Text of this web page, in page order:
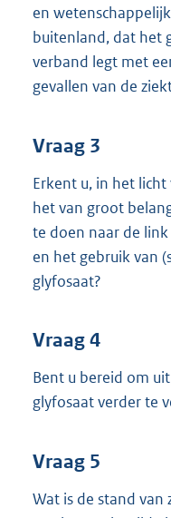
en
buitenland, dat het
verband legt met
gevallen van de
Vraag 3
Erkent u, in het
het van groot
te doen naar de
en het gebruik van
glyfosaat?
Vraag 4
Bent u bereid om
glyfosaat verder te
Vraag 5
Wat is de stand